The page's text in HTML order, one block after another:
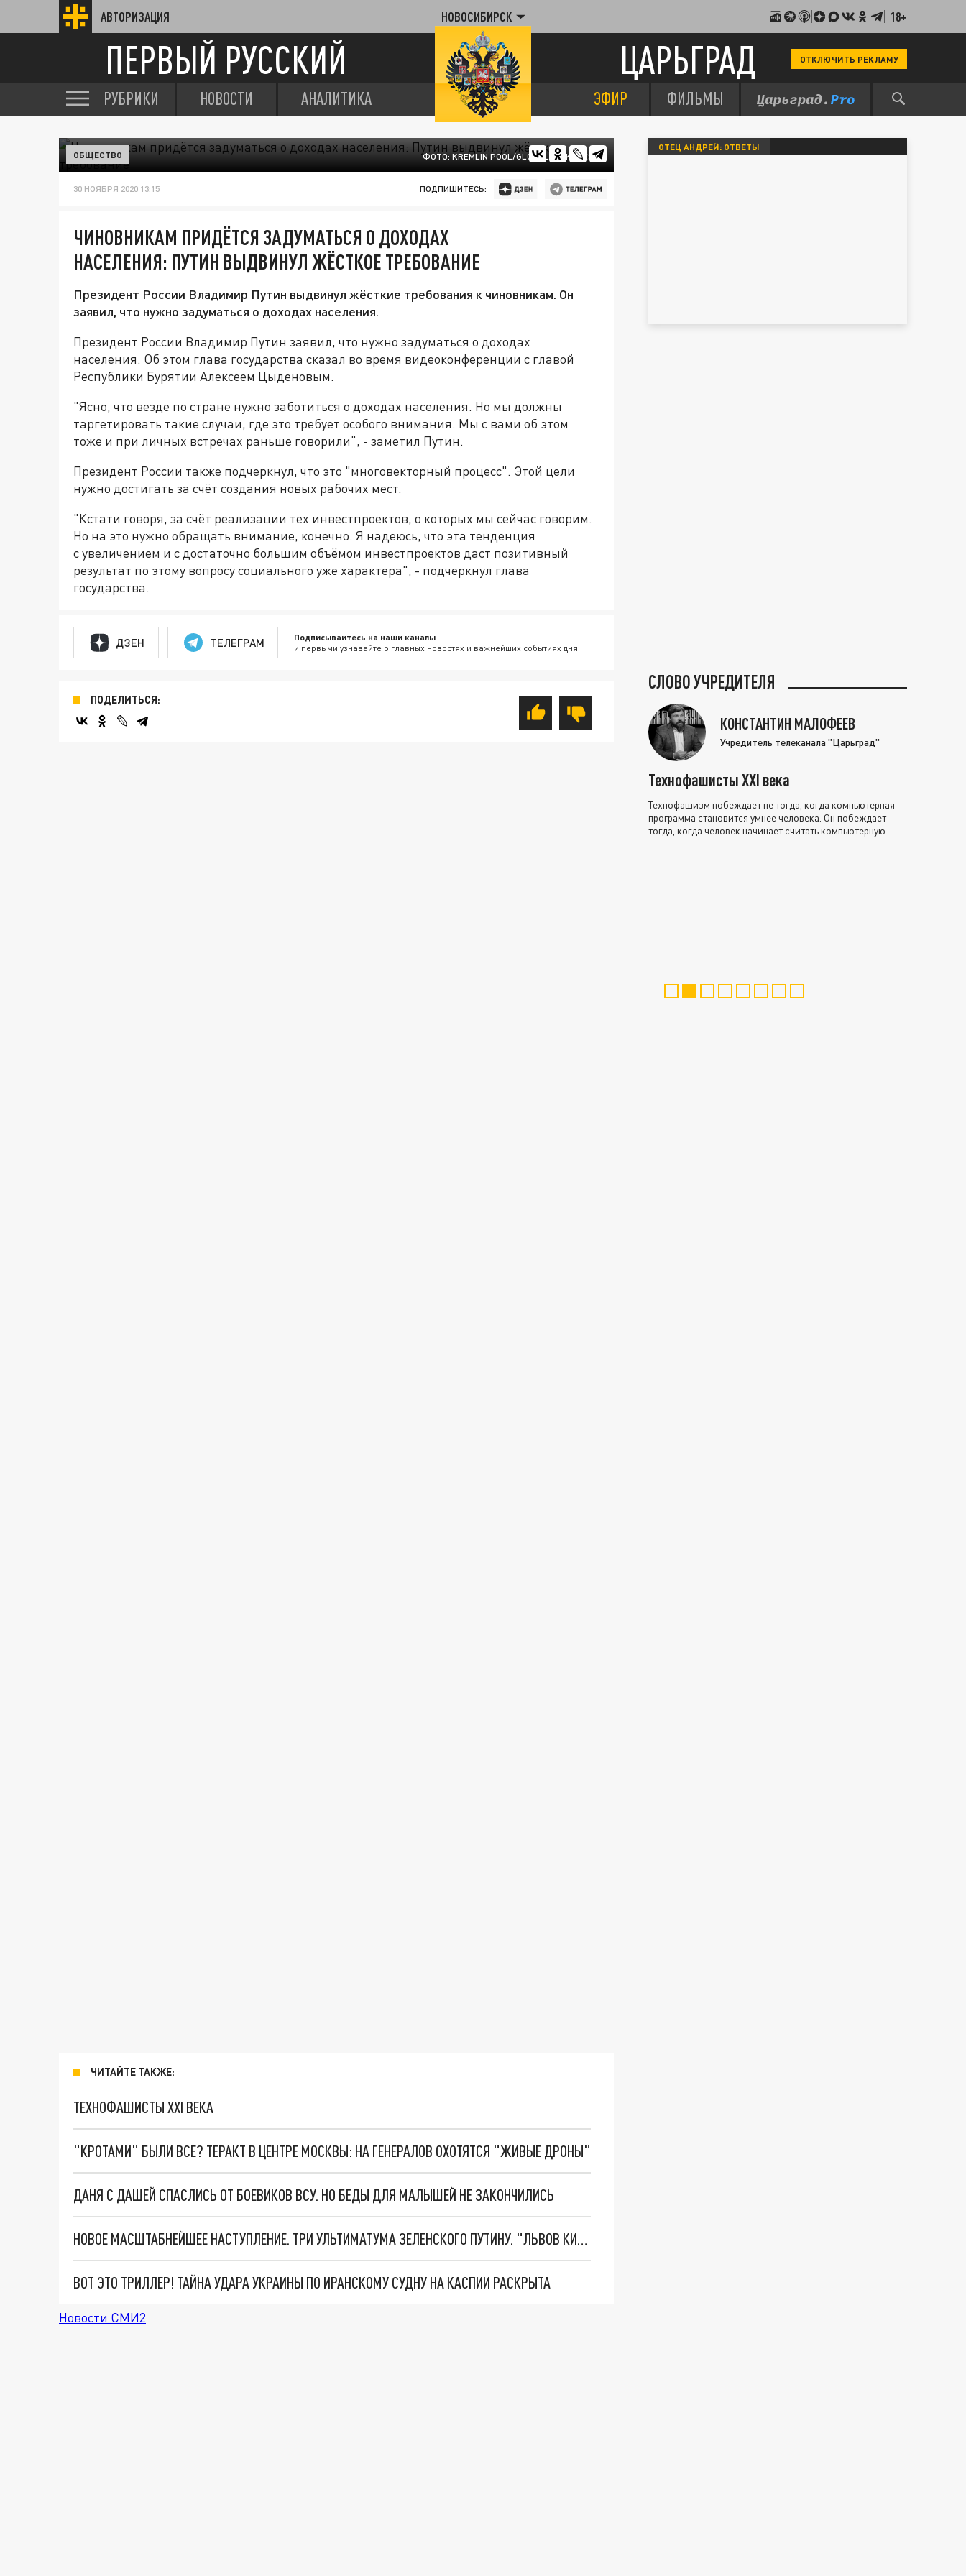
АВТОРИЗАЦИЯ НОВОСИБИРСК 18+
ПЕРВЫЙ РУССКИЙ ЦАРЬГРАД ОТКЛЮЧИТЬ РЕКЛАМУ
РУБРИКИ НОВОСТИ АНАЛИТИКА ЭФИР ФИЛЬМЫ
ФОТО: KREMLIN POOL/GLOBALLOOKPRESS
ОБЩЕСТВО
30 НОЯБРЯ 2020 13:15 ПОДПИШИТЕСЬ:
ЧИНОВНИКАМ ПРИДЁТСЯ ЗАДУМАТЬСЯ О ДОХОДАХ
НАСЕЛЕНИЯ: ПУТИН ВЫДВИНУЛ ЖЁСТКОЕ ТРЕБОВАНИЕ
Президент России Владимир Путин выдвинул жёсткие требования к чиновникам. Он
заявил, что нужно задуматься о доходах населения.
Президент России Владимир Путин заявил, что нужно задуматься о доходах
населения. Об этом глава государства сказал во время видеоконференции с главой
Республики Бурятии Алексеем Цыденовым.
"Ясно, что везде по стране нужно заботиться о доходах населения. Но мы должны
таргетировать такие случаи, где это требует особого внимания. Мы с вами об этом
тоже и при личных встречах раньше говорили", - заметил Путин.
Президент России также подчеркнул, что это "многовекторный процесс". Этой цели
нужно достигать за счёт создания новых рабочих мест.
"Кстати говоря, за счёт реализации тех инвестпроектов, о которых мы сейчас говорим.
Но на это нужно обращать внимание, конечно. Я надеюсь, что эта тенденция
с увеличением и с достаточно большим объёмом инвестпроектов даст позитивный
результат по этому вопросу социального уже характера", - подчеркнул глава
государства.
ДЗЕН ТЕЛЕГРАМ Подписывайтесь на наши каналы
и первыми узнавайте о главных новостях и важнейших событиях дня.
ПОДЕЛИТЬСЯ:
ЧИТАЙТЕ ТАКЖЕ:
ТЕХНОФАШИСТЫ XXI ВЕКА
"КРОТАМИ" БЫЛИ ВСЕ? ТЕРАКТ В ЦЕНТРЕ МОСКВЫ: НА ГЕНЕРАЛОВ ОХОТЯТСЯ "ЖИВЫЕ ДРОНЫ"
ДАНЯ С ДАШЕЙ СПАСЛИСЬ ОТ БОЕВИКОВ ВСУ. НО БЕДЫ ДЛЯ МАЛЫШЕЙ НЕ ЗАКОНЧИЛИСЬ
НОВОЕ МАСШТАБНЕЙШЕЕ НАСТУПЛЕНИЕ. ТРИ УЛЬТИМАТУМА ЗЕЛЕНСКОГО ПУТИНУ. "ЛЬВОВ КИМА" ПОСТАВЯТ НА ПВО? ГЛОБАЛЬНЫЙ ПРОРЫВ ПОД ЗАПОРОЖЬЕМ
ВОТ ЭТО ТРИЛЛЕР! ТАЙНА УДАРА УКРАИНЫ ПО ИРАНСКОМУ СУДНУ НА КАСПИИ РАСКРЫТА
Новости СМИ2
ОТЕЦ АНДРЕЙ: ОТВЕТЫ
СЛОВО УЧРЕДИТЕЛЯ
КОНСТАНТИН МАЛОФЕЕВ
Учредитель телеканала "Царьград"
Технофашисты XXI века
Технофашизм побеждает не тогда, когда компьютерная
программа становится умнее человека. Он побеждает
тогда, когда человек начинает считать компьютерную